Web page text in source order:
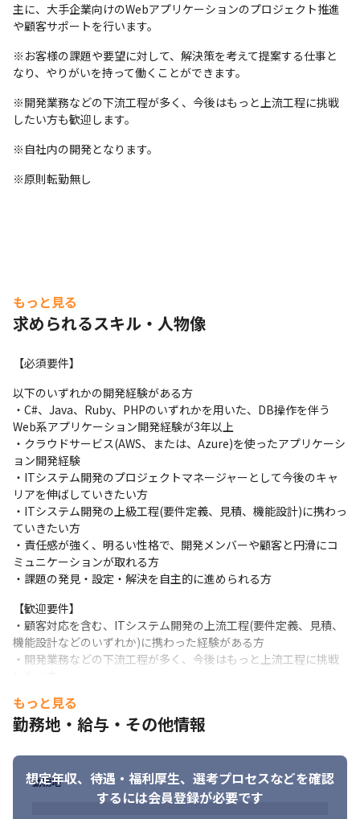
主に、大手企業向けのWebアプリケーションのプロジェクト推進
や顧客サポートを行います。
※お客様の課題や要望に対して、解決策を考えて提案する仕事と
なり、やりがいを持って働くことができます。
※開発業務などの下流工程が多く、今後はもっと上流工程に挑戦
したい方も歓迎します。
※自社内の開発となります。
※原則転勤無し
プライム案件が約9割を占めています（2023年5月時点）。
もっと見る
求められるスキル・人物像
【必須要件】
以下のいずれかの開発経験がある方
・C#、Java、Ruby、PHPのいずれかを用いた、DB操作を伴う
Web系アプリケーション開発経験が3年以上
・クラウドサービス(AWS、または、Azure)を使ったアプリケーシ
ョン開発経験
・ITシステム開発のプロジェクトマネージャーとして今後のキャ
リアを伸ばしていきたい方
・ITシステム開発の上級工程(要件定義、見積、機能設計)に携わっ
ていきたい方
・責任感が強く、明るい性格で、開発メンバーや顧客と円滑にコ
ミュニケーションが取れる方
・課題の発見・設定・解決を自主的に進められる方
【歓迎要件】
・顧客対応を含む、ITシステム開発の上流工程(要件定義、見積、
機能設計などのいずれか)に携わった経験がある方
・開発業務などの下流工程が多く、今後はもっと上流工程に挑戦
もっと見る
勤務地・給与・その他情報
想定年収、待遇・福利厚生、 選考プロセスなどを確認
するには会員登録が必要です
勤務地